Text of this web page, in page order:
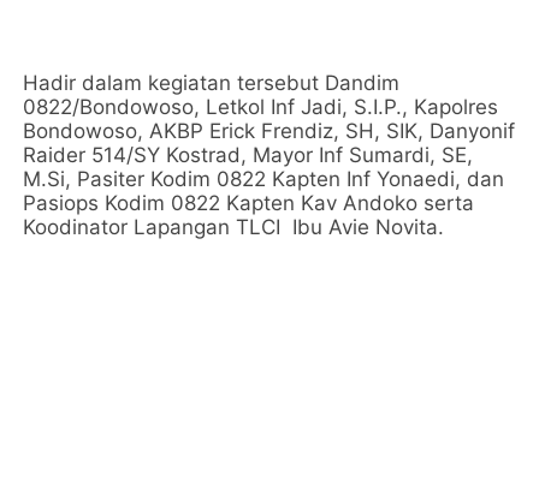
Hadir dalam kegiatan tersebut Dandim
0822/Bondowoso, Letkol Inf Jadi, S.I.P., Kapolres
Bondowoso, AKBP Erick Frendiz, SH, SIK, Danyonif
Raider 514/SY Kostrad, Mayor Inf Sumardi, SE,
M.Si, Pasiter Kodim 0822 Kapten Inf Yonaedi, dan
Pasiops Kodim 0822 Kapten Kav Andoko serta
Koodinator Lapangan TLCI Ibu Avie Novita.